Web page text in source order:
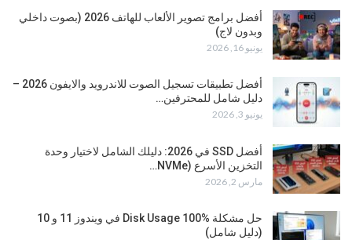
أفضل برامج تصوير الألعاب للهاتف 2026 (بصوت داخلي
وبدون لاج)
يونيو 16, 2026
أفضل تطبيقات تسجيل الصوت للاندرويد والايفون 2026 –
دليل شامل للمحترفين…
يونيو 3, 2026
أفضل SSD في 2026: دليلك الشامل لاختيار وحدة
التخزين الأسرع (NVMe…
مارس 2, 2026
حل مشكلة Disk Usage 100% في ويندوز 11 و 10
(دليل شامل)